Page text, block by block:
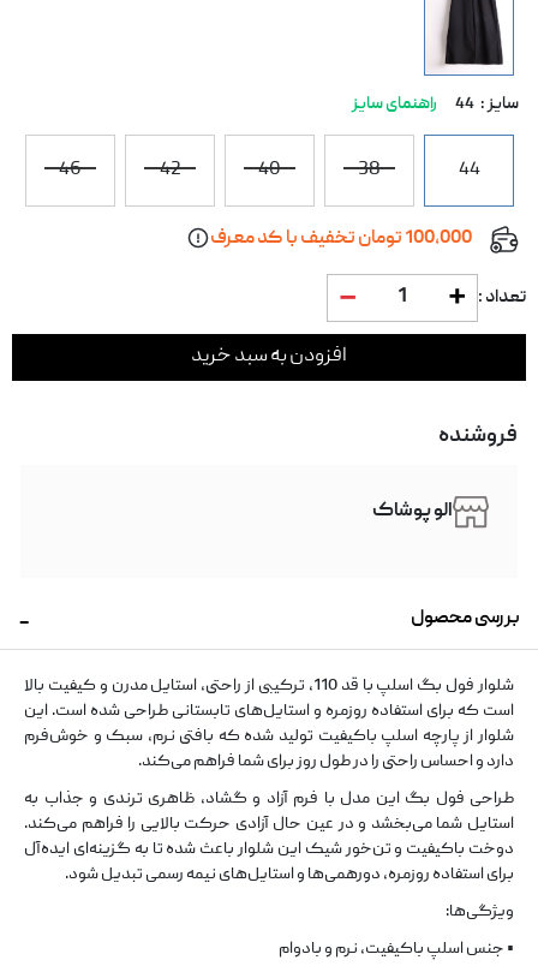
سایز : 44 راهنمای سایز
44
38
40
42
46
100,000 تومان تخفیف با کد معرف
تعداد : 1
افزودن به سبد خرید
فروشنده
الو پوشاک
بررسی محصول
شلوار فول بگ اسلپ با قد 110، ترکیبی از راحتی، استایل مدرن و کیفیت بالا
است که برای استفاده روزمره و استایل‌های تابستانی طراحی شده است. این
شلوار از پارچه اسلپ باکیفیت تولید شده که بافتی نرم، سبک و خوش‌فرم
دارد و احساس راحتی را در طول روز برای شما فراهم می‌کند.
طراحی فول بگ این مدل با فرم آزاد و گشاد، ظاهری ترندی و جذاب به
استایل شما می‌بخشد و در عین حال آزادی حرکت بالایی را فراهم می‌کند.
دوخت باکیفیت و تن‌خور شیک این شلوار باعث شده تا به گزینه‌ای ایده‌آل
برای استفاده روزمره، دورهمی‌ها و استایل‌های نیمه رسمی تبدیل شود.
ویژگی‌ها:
• جنس اسلپ باکیفیت، نرم و بادوام